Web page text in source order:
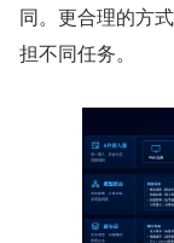
同。更合理的方
担不同任务。